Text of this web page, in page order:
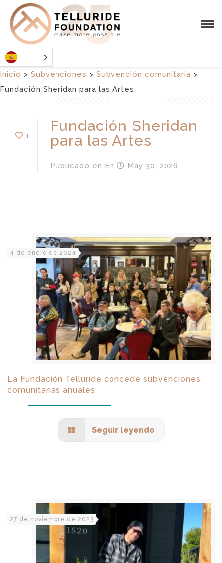
Inicio > Subvenciones > Subvención comunitaria >
Fundación Sheridan para las Artes
1
Fundación Sheridan
para las Artes
Publicado en En May 30, 2026
4 de enero de 2024
La Fundación Telluride concede subvenciones
comunitarias anuales
Seguir leyendo
27 de noviembre de 2023